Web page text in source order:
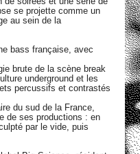
se projette comme un
au sein de la
bass française, avec
brute de la scène break
underground et les
percussifs et contrastés
du sud de la France,
de ses productions : en
par le vide, puis